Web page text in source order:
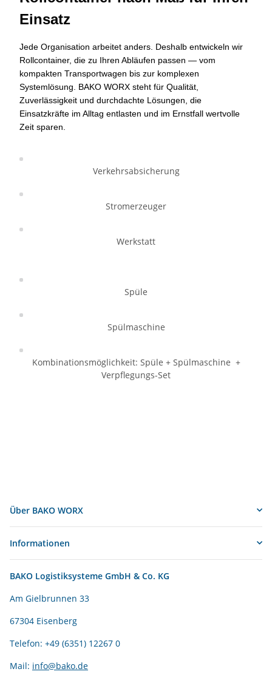
Einsatz
Jede Organisation arbeitet anders. Deshalb entwickeln wir
Rollcontainer, die zu Ihren Abläufen passen — vom
kompakten Transportwagen bis zur komplexen
Systemlösung. BAKO WORX steht für Qualität,
Zuverlässigkeit und durchdachte Lösungen, die
Einsatzkräfte im Alltag entlasten und im Ernstfall wertvolle
Zeit sparen.
Verkehrsabsicherung
Stromerzeuger
Werkstatt
Spüle
Spülmaschine
Kombinationsmöglichkeit: Spüle + Spülmaschine +
Verpflegungs-Set
Über BAKO WORX
Informationen
BAKO Logistiksysteme GmbH & Co. KG
Am Gielbrunnen 33
67304 Eisenberg
Telefon: +49 (6351) 12267 0
Mail: info@bako.de